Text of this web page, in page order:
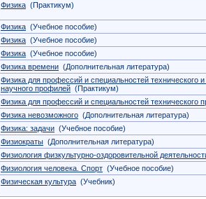
Физика (Практикум)
Физика (Учебное пособие)
Физика (Учебное пособие)
Физика (Учебное пособие)
Физика времени (Дополнительная литература)
Физика для профессий и специальностей технического
научного профилей (Практикум)
Физика для профессий и специальностей технического
Физика невозможного (Дополнительная литература)
Физика: задачи (Учебное пособие)
Физиократы (Дополнительная литература)
Физиология физкультурно-оздоровительной
Физиология человека. Спорт (Учебное пособие)
Физическая культура (Учебник)